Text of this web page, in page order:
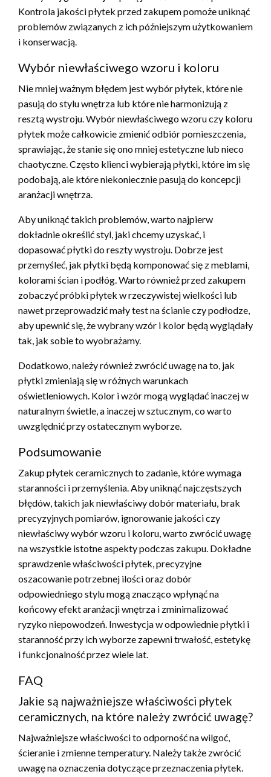
Kontrola jakości płytek przed zakupem pomoże uniknąć
problemów związanych z ich późniejszym użytkowaniem
i konserwacją.
Wybór niewłaściwego wzoru i koloru
Nie mniej ważnym błędem jest wybór płytek, które nie
pasują do stylu wnętrza lub które nie harmonizują z
resztą wystroju. Wybór niewłaściwego wzoru czy koloru
płytek może całkowicie zmienić odbiór pomieszczenia,
sprawiając, że stanie się ono mniej estetyczne lub nieco
chaotyczne. Często klienci wybierają płytki, które im się
podobają, ale które niekoniecznie pasują do koncepcji
aranżacji wnętrza.
Aby uniknąć takich problemów, warto najpierw
dokładnie określić styl, jaki chcemy uzyskać, i
dopasować płytki do reszty wystroju. Dobrze jest
przemyśleć, jak płytki będą komponować się z meblami,
kolorami ścian i podłóg. Warto również przed zakupem
zobaczyć próbki płytek w rzeczywistej wielkości lub
nawet przeprowadzić mały test na ścianie czy podłodze,
aby upewnić się, że wybrany wzór i kolor będą wyglądały
tak, jak sobie to wyobrażamy.
Dodatkowo, należy również zwrócić uwagę na to, jak
płytki zmieniają się w różnych warunkach
oświetleniowych. Kolor i wzór mogą wyglądać inaczej w
naturalnym świetle, a inaczej w sztucznym, co warto
uwzględnić przy ostatecznym wyborze.
Podsumowanie
Zakup płytek ceramicznych to zadanie, które wymaga
staranności i przemyślenia. Aby uniknąć najczęstszych
błędów, takich jak niewłaściwy dobór materiału, brak
precyzyjnych pomiarów, ignorowanie jakości czy
niewłaściwy wybór wzoru i koloru, warto zwrócić uwagę
na wszystkie istotne aspekty podczas zakupu. Dokładne
sprawdzenie właściwości płytek, precyzyjne
oszacowanie potrzebnej ilości oraz dobór
odpowiedniego stylu mogą znacząco wpłynąć na
końcowy efekt aranżacji wnętrza i zminimalizować
ryzyko niepowodzeń. Inwestycja w odpowiednie płytki i
staranność przy ich wyborze zapewni trwałość, estetykę
i funkcjonalność przez wiele lat.
FAQ
Jakie są najważniejsze właściwości płytek
ceramicznych, na które należy zwrócić uwagę?
Najważniejsze właściwości to odporność na wilgoć,
ścieranie i zmienne temperatury. Należy także zwrócić
uwagę na oznaczenia dotyczące przeznaczenia płytek.